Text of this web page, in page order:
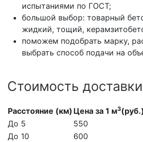
испытаниями по ГОСТ;
большой выбор: товарный
жидкий, тощий,
поможем подобрать марку,
выбрать способ подачи на
Стоимость
Расстояние (км) Цена за 1 м3(руб.)
До 5
550
До 10
600